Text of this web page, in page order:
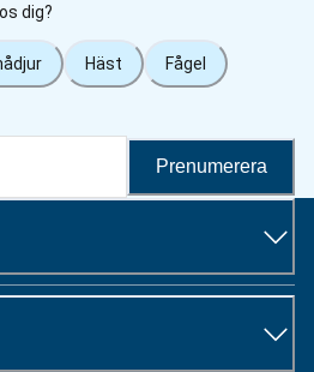
dig?
Häst Fågel
Prenumerera